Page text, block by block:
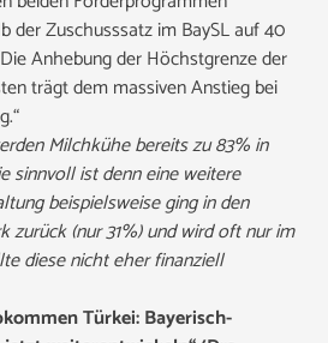
der Zuschusssatz im BaySL auf 40
Anhebung der Höchstgrenze der
trägt dem massiven Anstieg bei
Milchkühe bereits zu 83% in
sinnvoll ist denn eine weitere
beispielsweise ging in den
zurück (nur 31%) und wird oft nur im
diese nicht eher finanziell
Türkei: Bayerisch-